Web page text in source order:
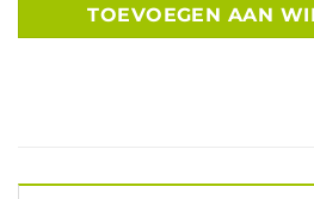
TOEVOEGEN AAN